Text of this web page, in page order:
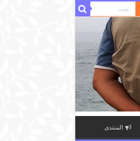
المنتدى